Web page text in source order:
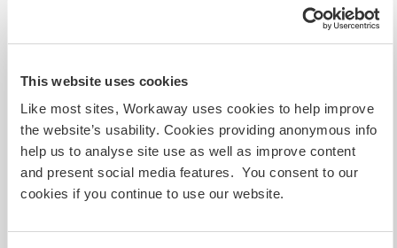
This website uses cookies
Like most sites, Workaway uses cookies to help improve
the website’s usability. Cookies providing anonymous info
help us to analyse site use as well as improve content
and present social media features. You consent to our
cookies if you continue to use our website.
beginning of what you can do in Patagonia. You
have the enviable proximity to various national
bus station, the starting point for Torres del
Paine.
Conocer la ciudad de Puerto Natales es solo el
comienzo de lo que pueden realizar en la
Patagonia. Cuentan con envidiable cercanía a
minutos de la estación de buses, punto de salida